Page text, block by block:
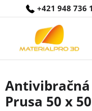
+421 948 736
Prusa 50 x